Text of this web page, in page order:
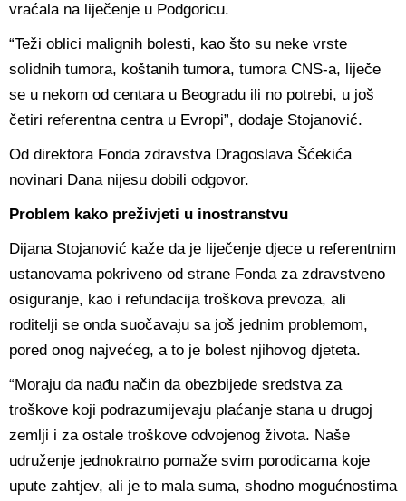
vraćala na liječenje u Podgoricu.
“Teži oblici malignih bolesti, kao što su neke vrste
solidnih tumora, koštanih tumora, tumora CNS-a, liječe
se u nekom od centara u Beogradu ili no potrebi, u još
četiri referentna centra u Evropi”, dodaje Stojanović.
Od direktora Fonda zdravstva Dragoslava Šćekića
novinari Dana nijesu dobili odgovor.
Problem kako preživjeti u inostranstvu
Dijana Stojanović kaže da je liječenje djece u referentnim
ustanovama pokriveno od strane Fonda za zdravstveno
osiguranje, kao i refundacija troškova prevoza, ali
roditelji se onda suočavaju sa još jednim problemom,
pored onog najvećeg, a to je bolest njihovog djeteta.
“Moraju da nađu način da obezbijede sredstva za
troškove koji podrazumijevaju plaćanje stana u drugoj
zemlji i za ostale troškove odvojenog života. Naše
udruženje jednokratno pomaže svim porodicama koje
upute zahtjev, ali je to mala suma, shodno mogućnostima